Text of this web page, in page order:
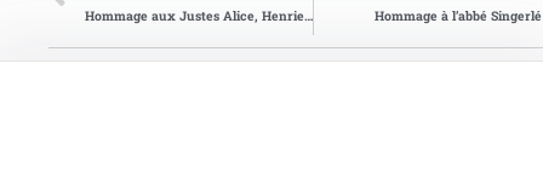
Hommage aux Justes Alice, Henriette et Louis Hommage à l’abbé Singerlé